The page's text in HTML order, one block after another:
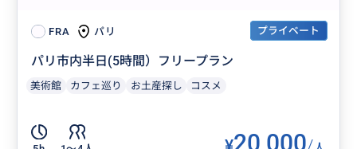
FRA パリ プライベート
パリ市内半日(5時間）フリープラン
美術館 カフェ巡り お土産探し コスメ
20,000